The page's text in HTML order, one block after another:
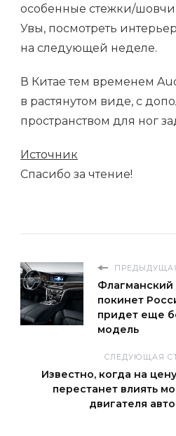
особенные стежки/
Увы, посмотреть
на следующей неделе.
В Китае тем временем
в растянутом виде, с
пространством для ног
Источник
Спасибо за чтение!
Флагманский
покинет
придет еще
модель
СЛЕДУЮЩАЯ
Известно, когда на
перестанет влиять
двигателя